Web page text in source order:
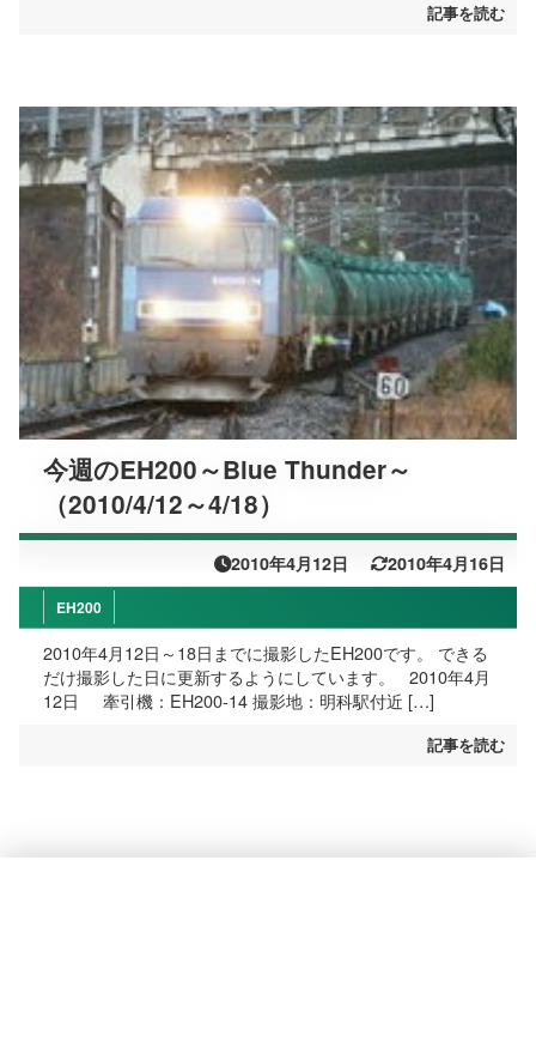
記事を読む
今週のEH200～Blue Thunder～
（2010/4/12～4/18）
2010年4月12日 2010年4月16日
EH200
2010年4月12日～18日までに撮影したEH200です。 できる
だけ撮影した日に更新するようにしています。 2010年4月
12日 牽引機：EH200-14 撮影地：明科駅付近 […]
記事を読む